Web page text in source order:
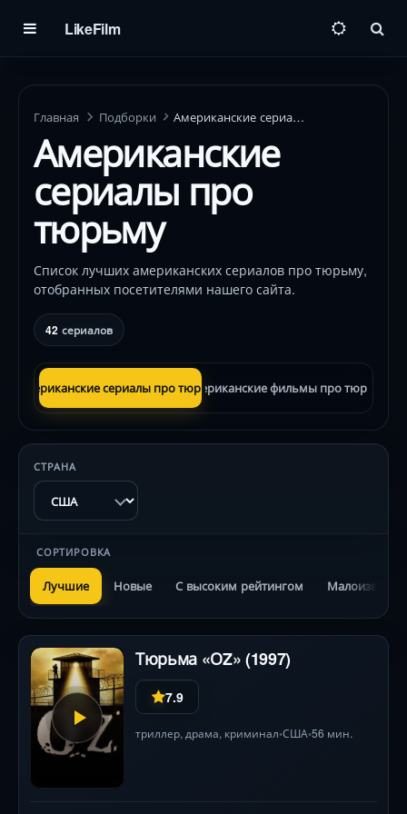
LikeFilm
Главная Подборки Американские сериалы про тюрьму
Американские
сериалы про
тюрьму
Список лучших американских сериалов про тюрьму,
отобранных посетителями нашего сайта.
42 сериалов
Американские сериалы про тюрьмуАмериканские фильмы про тюрьму
СТРАНА
СОРТИРОВКА
Лучшие Новые С высоким рейтингом
Тюрьма «ОZ» (1997)
7.9
триллер, драма, криминал•США•56 мин.